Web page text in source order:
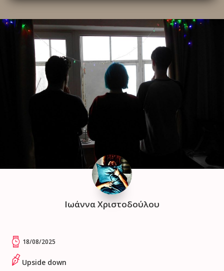
Ιωάννα Χριστοδούλου
18/08/2025
Upside down